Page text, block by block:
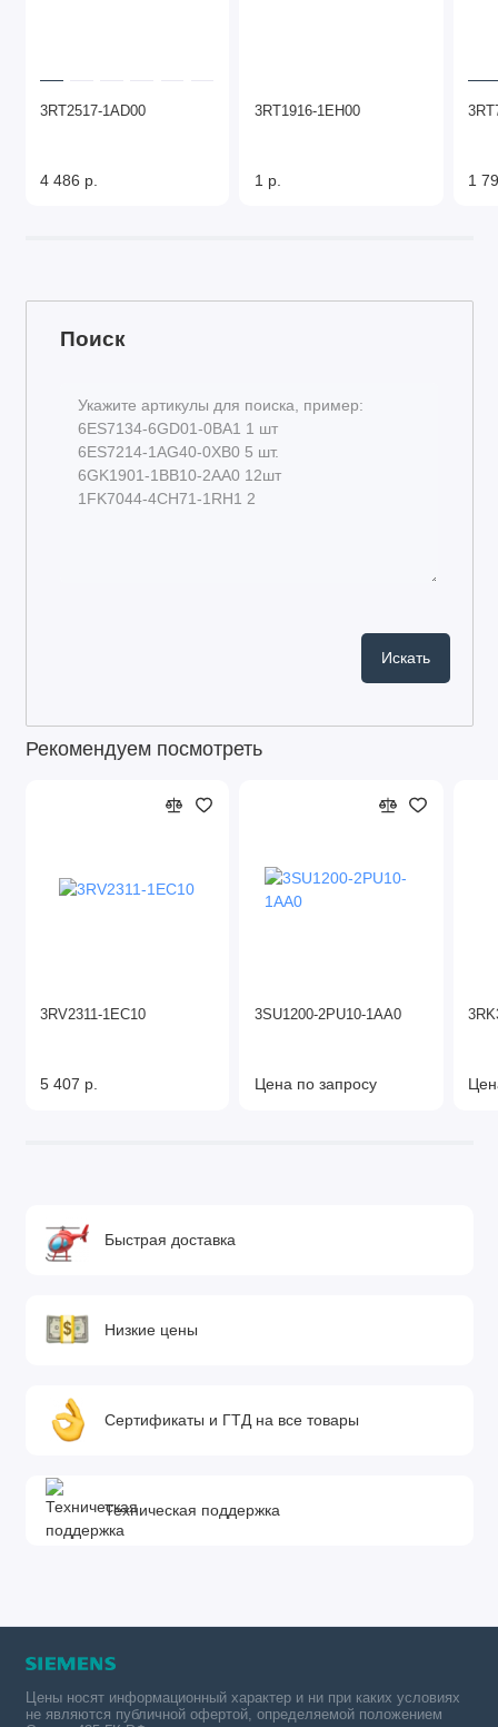
3RT2517-1AD00
4 486 р.
3RT1916-1EH00
1 р. 1
Поиск
Рекомендуем посмотреть
3RV2311-1EC10
5 407 р.
3SU1200-2PU10-1AA0
Цена по запросу
Быстрая доставка
Низкие цены
Сертификаты и ГТД на все товары
Техническая поддержка
Цены носят информационный характер и ни при каких условиях
не являются публичной офертой, определяемой положением